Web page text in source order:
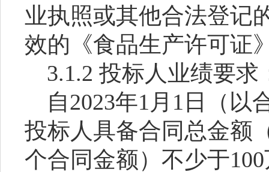
业执照或其他合法登记
效的《食品生产许可证
3.1.2 投标人业绩要求
自2023年1月1日（以
投标人具备合同总金额
个合同金额）不少于